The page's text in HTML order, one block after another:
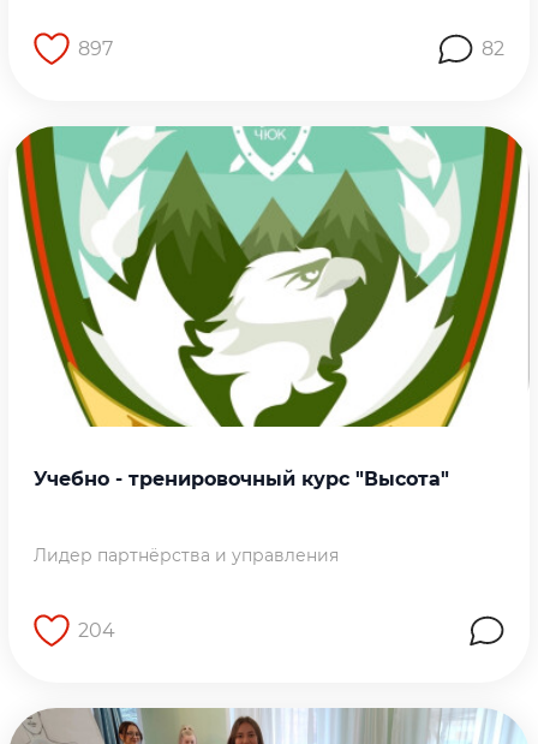
897 82
Учебно - тренировочный курс "Высота"
Лидер партнёрства и управления
204